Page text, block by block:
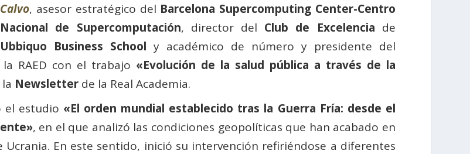
Calvo, asesor estratégico del Barcelona Supercomputing Center-Centro
Nacional de Supercomputación, director del Club de Excelencia de
Ubbiquo Business School y académico de número y presidente del
RAED con el trabajo «Evolución de la salud pública a través de la
Newsletter de la Real Academia.
el estudio «El orden mundial establecido tras la Guerra Fría: desde el
, en el que analizó las condiciones geopolíticas que han acabado en
En este sentido, inició su intervención refiriéndose a diferentes